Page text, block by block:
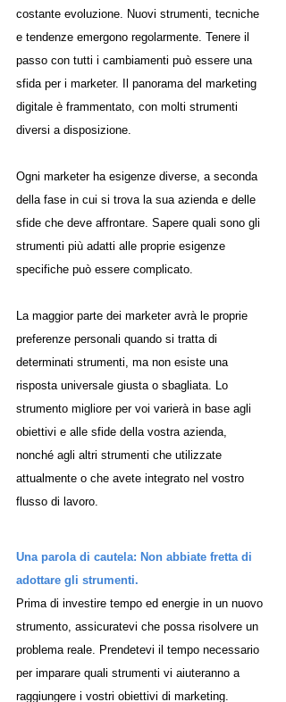
costante evoluzione. Nuovi strumenti, tecniche
e tendenze emergono regolarmente. Tenere il
passo con tutti i cambiamenti può essere una
sfida per i marketer. Il panorama del marketing
digitale è frammentato, con molti strumenti
diversi a disposizione.
Ogni marketer ha esigenze diverse, a seconda
della fase in cui si trova la sua azienda e delle
sfide che deve affrontare. Sapere quali sono gli
strumenti più adatti alle proprie esigenze
specifiche può essere complicato.
La maggior parte dei marketer avrà le proprie
preferenze personali quando si tratta di
determinati strumenti, ma non esiste una
risposta universale giusta o sbagliata. Lo
strumento migliore per voi varierà in base agli
obiettivi e alle sfide della vostra azienda,
nonché agli altri strumenti che utilizzate
attualmente o che avete integrato nel vostro
flusso di lavoro.
Una parola di cautela: Non abbiate fretta di
adottare gli strumenti.
Prima di investire tempo ed energie in un nuovo
strumento, assicuratevi che possa risolvere un
problema reale. Prendetevi il tempo necessario
per imparare quali strumenti vi aiuteranno a
raggiungere i vostri obiettivi di marketing.